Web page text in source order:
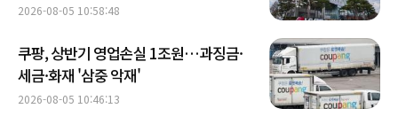
2026-08-05 10:58:48
쿠팡, 상반기 영업손실 1조원…과징금·
세금·화재 '삼중 악재'
2026-08-05 10:46:13